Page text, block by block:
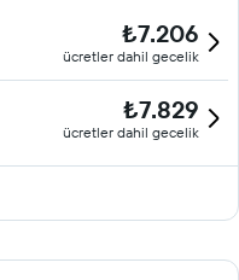
₺7.206
ücretler dahil gecelik
₺7.829
ücretler dahil gecelik